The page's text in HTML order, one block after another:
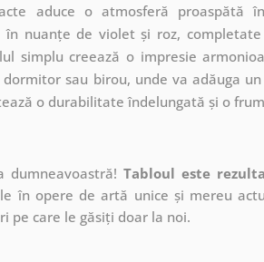
aduce o atmosferă proaspătă
nuanțe de violet și roz,
simplu creează o impresie
sau birou, unde va adăuga
o durabilitate îndelungată și o
dumneavoastră! Tabloul este
în opere de artă unice și mereu
pe care le găsiți doar la noi.